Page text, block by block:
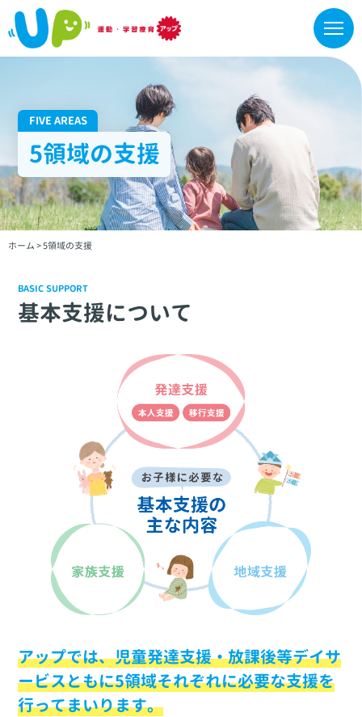
FIVE AREAS
5領域の支援
ホーム >5領域の支援
BASIC SUPPORT
基本支援について
アップでは、児童発達支援・放課後等デイサ
ービスともに5領域それぞれに必要な支援を
行ってまいります。